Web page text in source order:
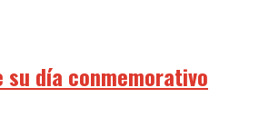
día conmemorativo